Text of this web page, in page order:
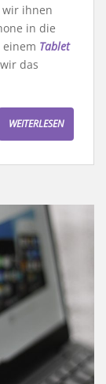
wir ihnen
in die
Tablet
das
WEITERLESEN